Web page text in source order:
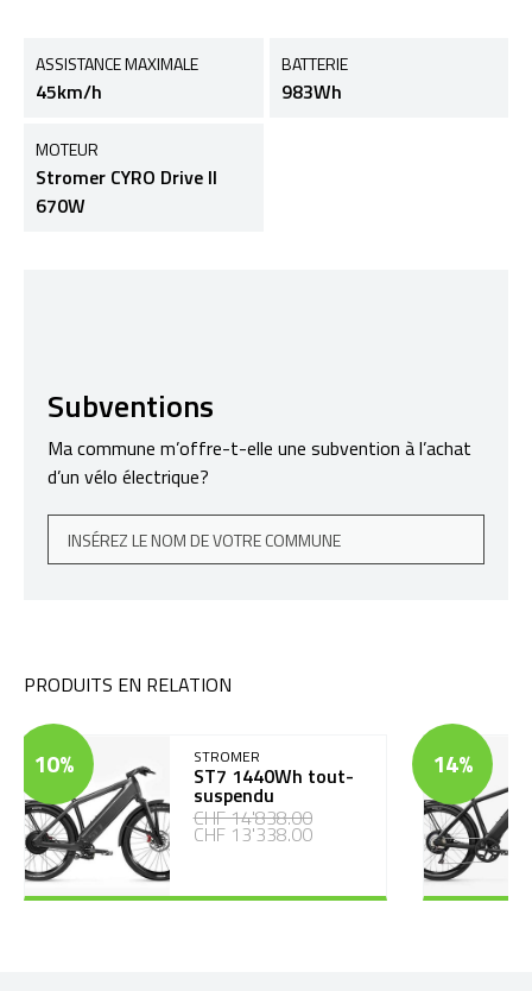
ASSISTANCE MAXIMALE
45km/h
BATTERIE
983Wh
MOTEUR
Stromer CYRO Drive II
670W
Subventions
Ma commune m’offre-t-elle une subvention à l’achat
d’un vélo électrique?
PRODUITS EN RELATION
10% STROMER
ST7 1440Wh tout-
suspendu
CHF 14'838.00
CHF 13'338.00
14%